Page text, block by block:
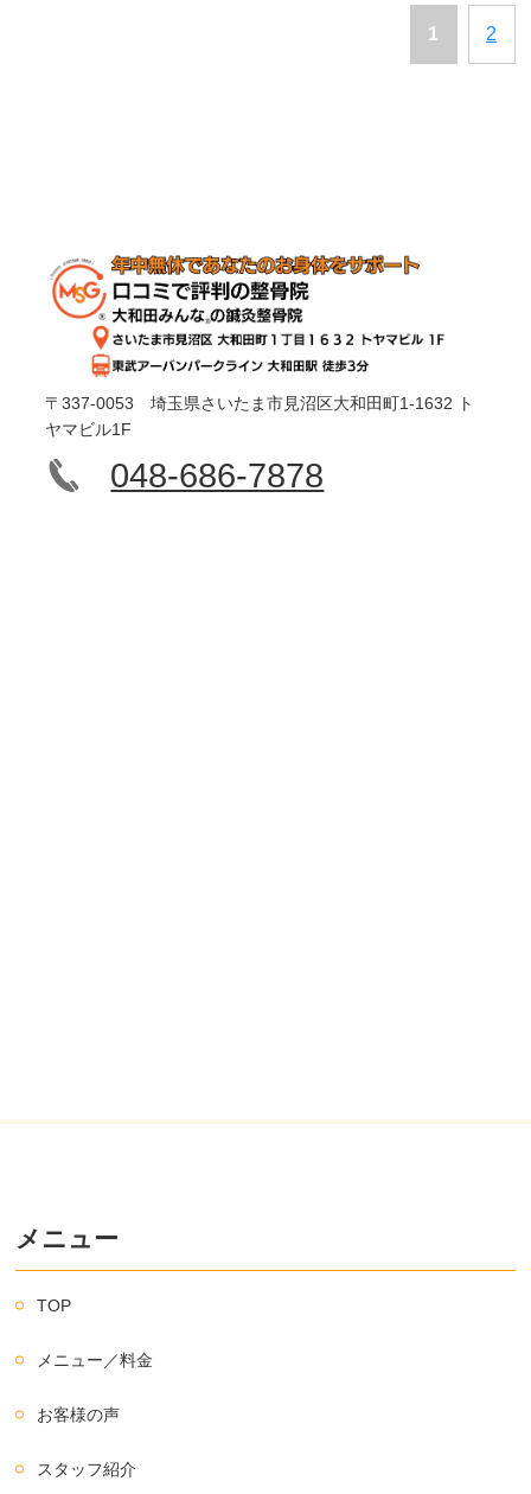
1 2
〒337-0053 埼玉県さいたま市見沼区大和田町1-1632 ト
ヤマビル1F
048-686-7878
メニュー
TOP
メニュー／料金
お客様の声
スタッフ紹介